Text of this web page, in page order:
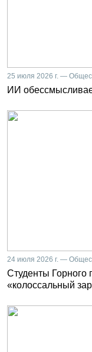
25 июля 2026 г. —
ИИ
24 июля 2026 г. —
Студенты Горного
«колоссальный